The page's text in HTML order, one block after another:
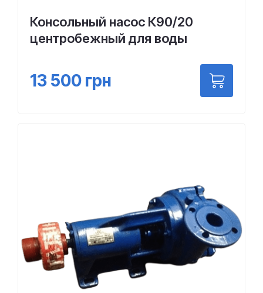
Консольный насос К90/20
центробежный для воды
13 500 грн